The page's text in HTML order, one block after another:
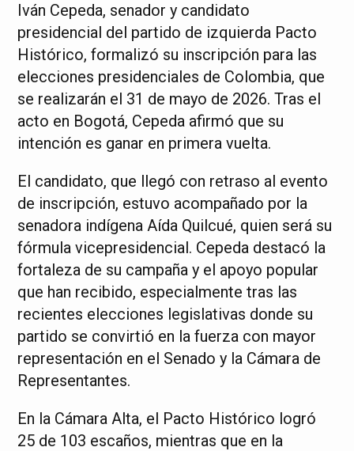
Iván Cepeda, senador y candidato
presidencial del partido de izquierda Pacto
Histórico, formalizó su inscripción para las
elecciones presidenciales de Colombia, que
se realizarán el 31 de mayo de 2026. Tras el
acto en Bogotá, Cepeda afirmó que su
intención es ganar en primera vuelta.
El candidato, que llegó con retraso al evento
de inscripción, estuvo acompañado por la
senadora indígena Aída Quilcué, quien será su
fórmula vicepresidencial. Cepeda destacó la
fortaleza de su campaña y el apoyo popular
que han recibido, especialmente tras las
recientes elecciones legislativas donde su
partido se convirtió en la fuerza con mayor
representación en el Senado y la Cámara de
Representantes.
En la Cámara Alta, el Pacto Histórico logró
25 de 103 escaños, mientras que en la